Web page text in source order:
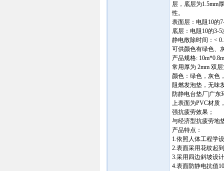
层，底层为1.5mm
性。
表面层：电阻10的
底层：电阻10的3-
静电散除时间：<
可供颜色有绿色、
产品规格:
常用厚为 2mm 双
颜色：绿色，灰色
阻燃发泡垫，无味
防静电台垫厂|广东
上表面为PVC材质
强抗疲劳效果；
与经济型抗疲劳地
产品特点：
1.依照人体工程学
2.表面采用花纹起
3.采用四边斜坡设
4.表面防静电抗值